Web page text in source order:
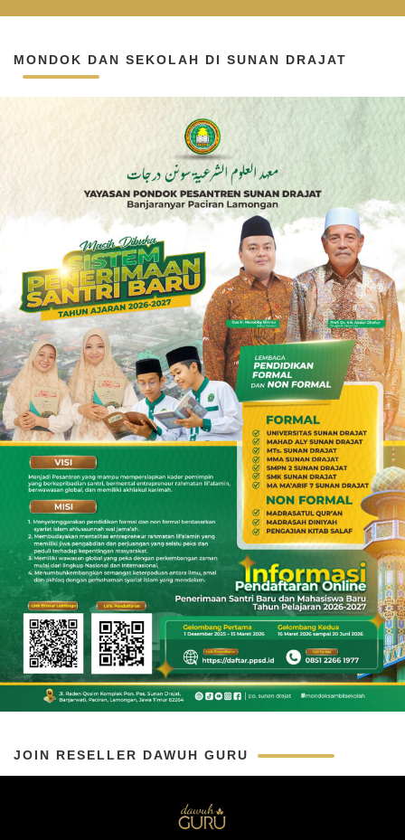
MONDOK DAN SEKOLAH DI SUNAN DRAJAT
JOIN RESELLER DAWUH GURU